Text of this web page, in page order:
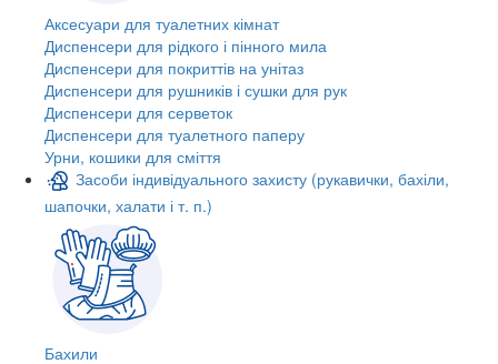
Аксесуари для туалетних кімнат
Диспенсери для рідкого і пінного мила
Диспенсери для покриттів на унітаз
Диспенсери для рушників і сушки для рук
Диспенсери для серветок
Диспенсери для туалетного паперу
Урни, кошики для сміття
Засоби індивідуального захисту (рукавички, бахіли,
шапочки, халати і т. п.)
Бахили